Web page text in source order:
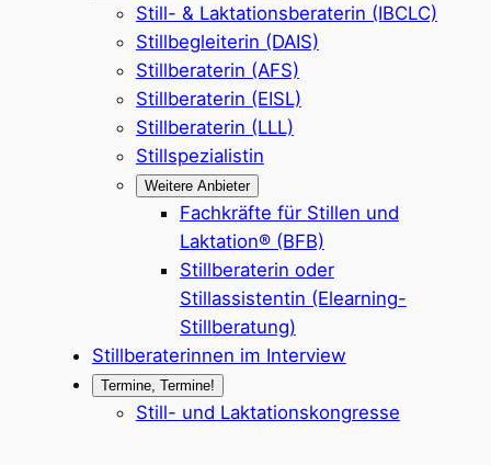
Still- & Laktationsberaterin (IBCLC)
Stillbegleiterin (DAIS)
Stillberaterin (AFS)
Stillberaterin (EISL)
Stillberaterin (LLL)
Stillspezialistin
Weitere Anbieter
Fachkräfte für Stillen und
Laktation® (BFB)
Stillberaterin oder
Stillassistentin (Elearning-
Stillberatung)
Stillberaterinnen im Interview
Termine, Termine!
Still- und Laktationskongresse